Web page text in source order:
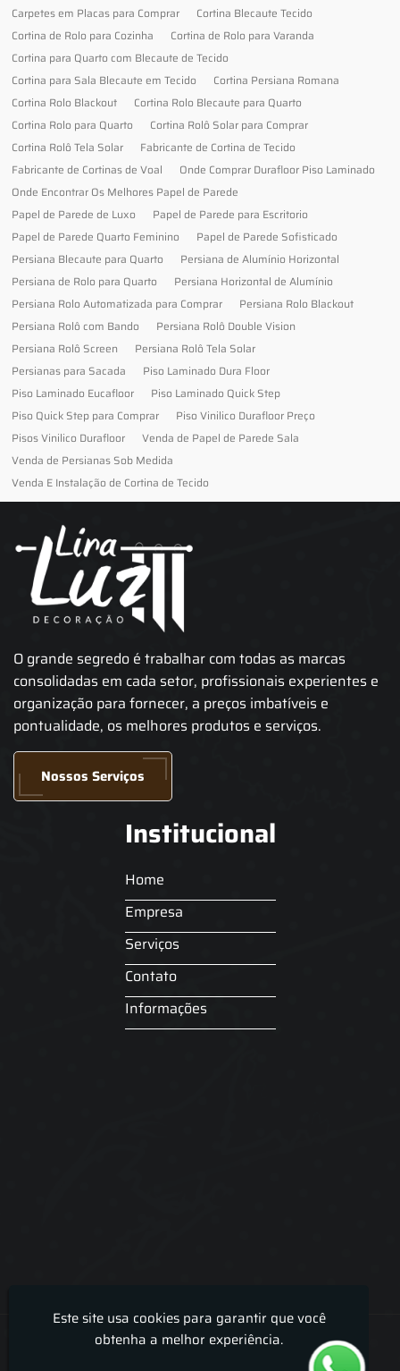
Carpetes em Placas para Comprar
Cortina Blecaute Tecido
Cortina de Rolo para Cozinha
Cortina de Rolo para Varanda
Cortina para Quarto com Blecaute de Tecido
Cortina para Sala Blecaute em Tecido
Cortina Persiana Romana
Cortina Rolo Blackout
Cortina Rolo Blecaute para Quarto
Cortina Rolo para Quarto
Cortina Rolô Solar para Comprar
Cortina Rolô Tela Solar
Fabricante de Cortina de Tecido
Fabricante de Cortinas de Voal
Onde Comprar Durafloor Piso Laminado
Onde Encontrar Os Melhores Papel de Parede
Papel de Parede de Luxo
Papel de Parede para Escritorio
Papel de Parede Quarto Feminino
Papel de Parede Sofisticado
Persiana Blecaute para Quarto
Persiana de Alumínio Horizontal
Persiana de Rolo para Quarto
Persiana Horizontal de Alumínio
Persiana Rolo Automatizada para Comprar
Persiana Rolo Blackout
Persiana Rolô com Bando
Persiana Rolô Double Vision
Persiana Rolô Screen
Persiana Rolô Tela Solar
Persianas para Sacada
Piso Laminado Dura Floor
Piso Laminado Eucafloor
Piso Laminado Quick Step
Piso Quick Step para Comprar
Piso Vinilico Durafloor Preço
Pisos Vinilico Durafloor
Venda de Papel de Parede Sala
Venda de Persianas Sob Medida
Venda E Instalação de Cortina de Tecido
O grande segredo é trabalhar com todas as marcas
consolidadas em cada setor, profissionais experientes e
organização para fornecer, a preços imbatíveis e
pontualidade, os melhores produtos e serviços.
Nossos Serviços
Institucional
Home
Empresa
Serviços
Contato
Informações
Lira Luz Decor - Cortinas sob medidas e persianas
Este site usa cookies para garantir que você
obtenha a melhor experiência.